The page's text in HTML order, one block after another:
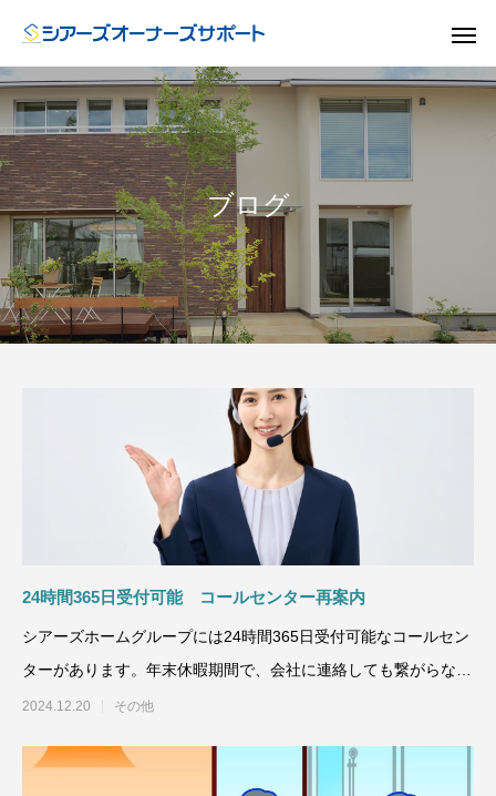
ドア
GUIDE
ブログ
24時間365日受付可能 コールセンター再案内
シアーズホームグループには24時間365日受付可能なコールセン
ターがあります。年末休暇期間で、会社に連絡しても繋がらな
い、担当営業
2024.12.20 その他